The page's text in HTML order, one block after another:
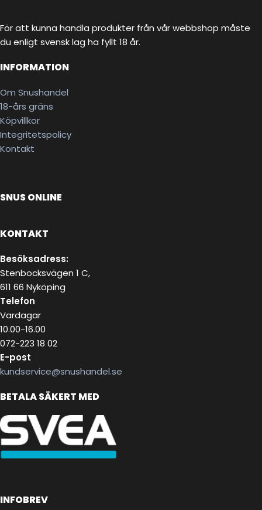
För att kunna handla produkter från vår webbshop måste
du enligt svensk lag ha fyllt 18 år.
INFORMATION
Om Snushandel
18-års gräns
Köpvillkor
Integritetspolicy
Kontakt
SNUS ONLINE
KONTAKT
Besöksadress:
Stenbocksvägen 1 C,
611 66 Nyköping
Telefon
Vardagar
10.00-16.00
072-223 18 02
E-post
kundservice@snushandel.se
BETALA SÄKERT MED
INFOBREV